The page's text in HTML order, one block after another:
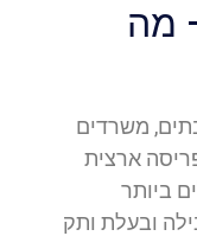
מה
משרדים
ארצית
ביותר
ובעלת ותק